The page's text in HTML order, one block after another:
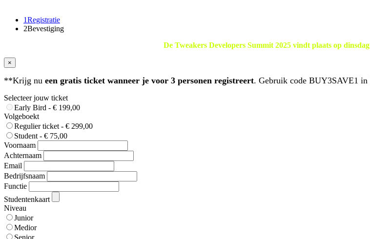
1Registratie
2Bevestiging
De Tweakers Developers Summit 2025 vindt plaats op
×
**Krijg nu een gratis ticket wanneer je voor 3 personen registreert. Gebruik code BUY3SAVE1 in
Selecteer jouw ticket
Early Bird - € 199,00
Volgeboekt
Regulier ticket - € 299,00
Student - € 75,00
Voornaam
Achternaam
Email
Bedrijfsnaam
Functie
Studentenkaart
Niveau
Junior
Medior
Senior